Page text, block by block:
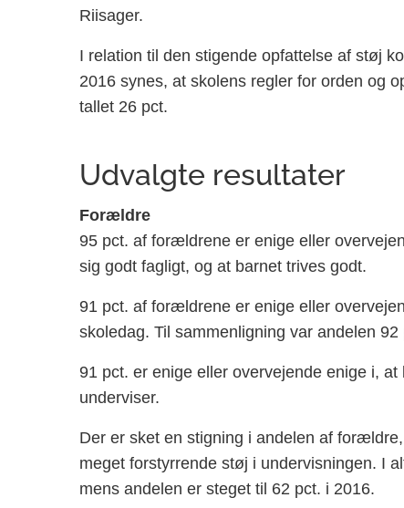
Riisager.
I relation til den stigende opfattelse af støj
2016 synes, at skolens regler for orden og
tallet 26 pct.
Udvalgte resultater
Forældre
95 pct. af forældrene er enige eller
sig godt fagligt, og at barnet trives godt.
91 pct. af forældrene er enige eller
skoledag. Til sammenligning var andelen 92
91 pct. er enige eller overvejende enige i,
underviser.
Der er sket en stigning i andelen af
meget forstyrrende støj i undervisningen. I
mens andelen er steget til 62 pct. i 2016.